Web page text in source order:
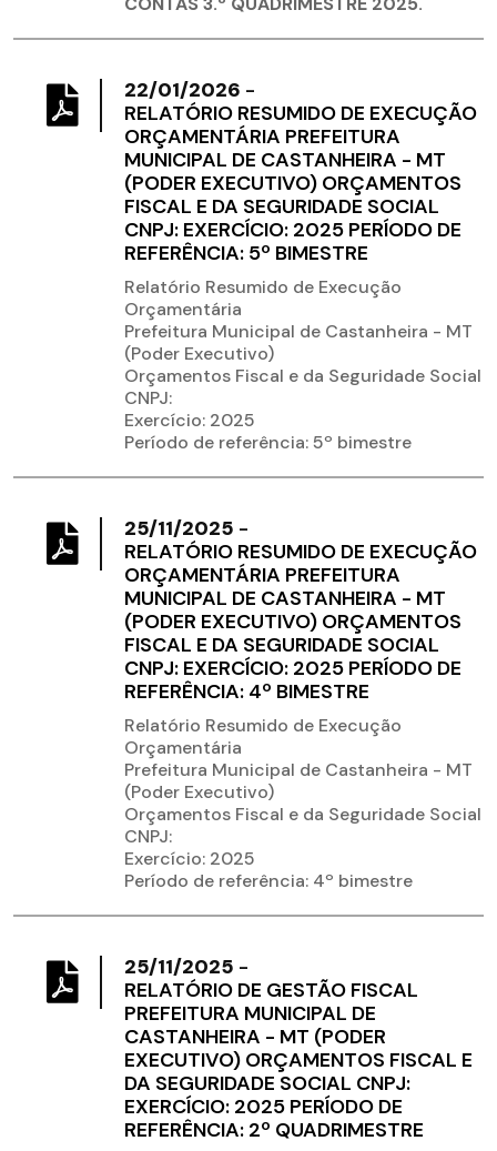
22/01/2026 -
RELATÓRIO RESUMIDO DE EXECUÇÃO
ORÇAMENTÁRIA PREFEITURA
MUNICIPAL DE CASTANHEIRA - MT
(PODER EXECUTIVO) ORÇAMENTOS
FISCAL E DA SEGURIDADE SOCIAL
CNPJ: EXERCÍCIO: 2025 PERÍODO DE
REFERÊNCIA: 5º BIMESTRE
Relatório Resumido de Execução
Orçamentária
Prefeitura Municipal de Castanheira - MT
(Poder Executivo)
Orçamentos Fiscal e da Seguridade Social
CNPJ:
Exercício: 2025
Período de referência: 5º bimestre
25/11/2025 -
RELATÓRIO RESUMIDO DE EXECUÇÃO
ORÇAMENTÁRIA PREFEITURA
MUNICIPAL DE CASTANHEIRA - MT
(PODER EXECUTIVO) ORÇAMENTOS
FISCAL E DA SEGURIDADE SOCIAL
CNPJ: EXERCÍCIO: 2025 PERÍODO DE
REFERÊNCIA: 4º BIMESTRE
Relatório Resumido de Execução
Orçamentária
Prefeitura Municipal de Castanheira - MT
(Poder Executivo)
Orçamentos Fiscal e da Seguridade Social
CNPJ:
Exercício: 2025
Período de referência: 4º bimestre
25/11/2025 -
RELATÓRIO DE GESTÃO FISCAL
PREFEITURA MUNICIPAL DE
CASTANHEIRA - MT (PODER
EXECUTIVO) ORÇAMENTOS FISCAL E
DA SEGURIDADE SOCIAL CNPJ:
EXERCÍCIO: 2025 PERÍODO DE
REFERÊNCIA: 2º QUADRIMESTRE